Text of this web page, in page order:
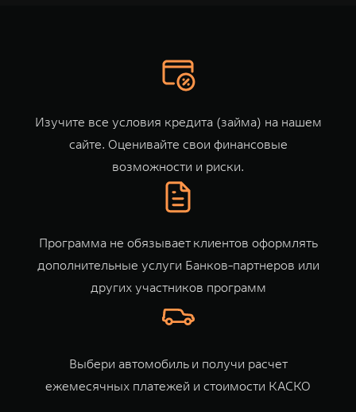
Расширяя границы комфорта
WEY 05
Эстетика
TANK Лизинг
TANK Страхование
Цифровые сервисы TANK
Изучите все условия кредита (займа) на нашем
сайте. Оценивайте свои финансовые
возможности и риски.
Программа не обязывает клиентов оформлять
дополнительные услуги Банков-партнеров или
других участников программ
Выбери автомобиль и получи расчет
ежемесячных платежей и стоимости КАСКО